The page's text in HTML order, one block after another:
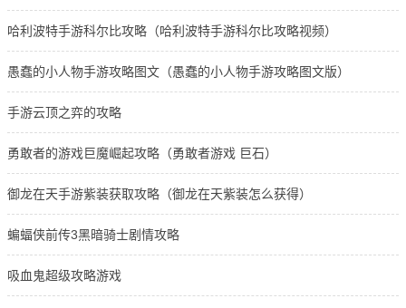
哈利波特手游科尔比攻略（哈利波特手游科尔比攻略视频）
愚蠢的小人物手游攻略图文（愚蠢的小人物手游攻略图文版）
手游云顶之弈的攻略
勇敢者的游戏巨魔崛起攻略（勇敢者游戏 巨石）
御龙在天手游紫装获取攻略（御龙在天紫装怎么获得）
蝙蝠侠前传3黑暗骑士剧情攻略
吸血鬼超级攻略游戏